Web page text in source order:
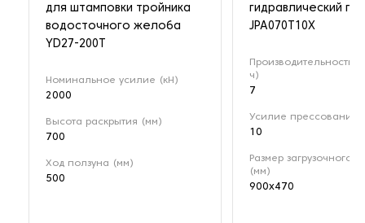
для штамповки тройника
водосточного желоба
YD27-200T
Номинальное усилие (кН)
2000
Высота раскрытия (мм)
700
Ход ползуна (мм)
500
гидравлический
JPA070T10X
Производительность
ч)
7
Усилие прессования
10
Размер загрузочного
(мм)
900x470